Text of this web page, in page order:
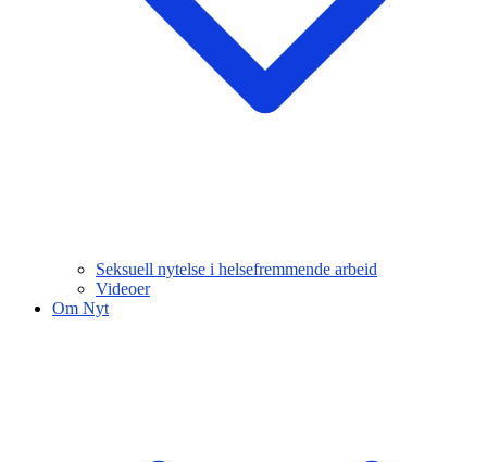
Seksuell nytelse i helsefremmende arbeid
Videoer
Om Nyt